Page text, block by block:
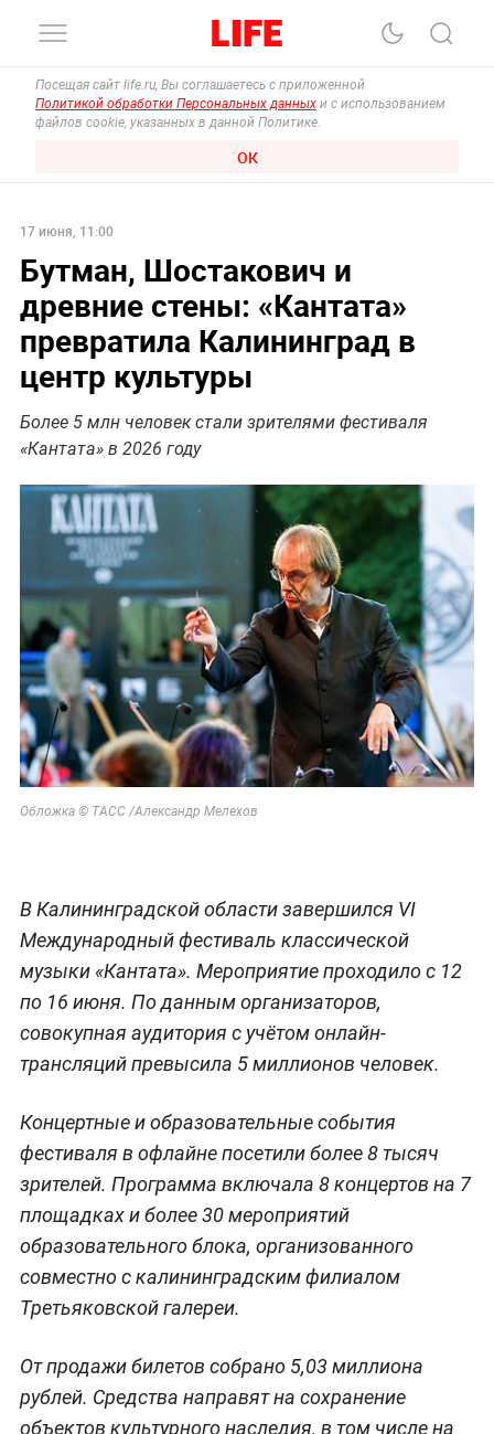
Посещая сайт life.ru, Вы соглашаетесь с приложенной
Политикой обработки Персональных данных и с использованием
файлов cookie, указанных в данной Политике.
ОК
17 июня, 11:00
Бутман, Шостакович и
древние стены: «Кантата»
превратила Калининград в
центр культуры
Более 5 млн человек стали зрителями фестиваля
«Кантата» в 2026 году
Обложка © ТАСС /Александр Мелехов
В Калининградской области завершился VI
Международный фестиваль классической
музыки «Кантата». Мероприятие проходило с 12
по 16 июня. По данным организаторов,
совокупная аудитория с учётом онлайн-
трансляций превысила 5 миллионов человек.
Концертные и образовательные события
фестиваля в офлайне посетили более 8 тысяч
зрителей. Программа включала 8 концертов на 7
площадках и более 30 мероприятий
образовательного блока, организованного
совместно с калининградским филиалом
Третьяковской галереи.
От продажи билетов собрано 5,03 миллиона
рублей. Средства направят на сохранение
объектов культурного наследия, в том числе на